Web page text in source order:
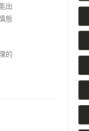
出
態
的